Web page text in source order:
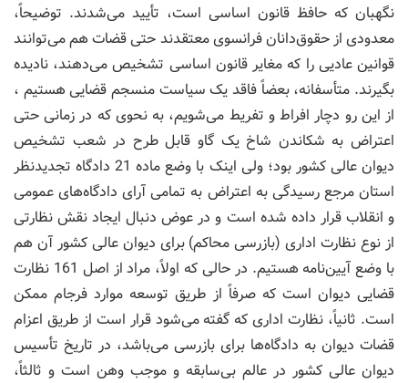
نگهبان که حافظ قانون اساسی است، تأیید می‌شدند. توضیحاً،
معدودی از حقوق‌دانان فرانسوی معتقدند حتی قضات هم می‌توانند
قوانین عادیی را که مغایر قانون اساسی تشخیص می‌دهند، نادیده
بگیرند. متأسفانه، بعضاً فاقد یک سیاست منسجم قضایی هستیم ،
از این رو دچار افراط و تفریط می‌شویم، به نحوی که در زمانی حتی
اعتراض به شکاندن شاخ یک گاو قابل طرح در شعب تشخیص
دیوان عالی کشور بود؛ ولی اینک با وضع ماده 21 دادگاه تجدیدنظر
استان مرجع رسیدگی به اعتراض به تمامی آرای دادگاه‌های عمومی
و انقلاب قرار داده شده است و در عوض دنبال ایجاد نقش نظارتی
از نوع نظارت اداری (بازرسی محاکم) برای دیوان عالی کشور آن هم
با وضع آیین‌نامه هستیم. در حالی که اولاً، مراد از اصل 161 نظارت
قضایی دیوان است که صرفاً از طریق توسعه موارد فرجام ممکن
است. ثانیاً، نظارت اداری که گفته می‌شود قرار است از طریق اعزام
قضات دیوان به دادگاه‌ها برای بازرسی می‌باشد، در تاریخ تأسیس
دیوان عالی کشور در عالم بی‌سابقه و موجب وهن است و ثالثاً،